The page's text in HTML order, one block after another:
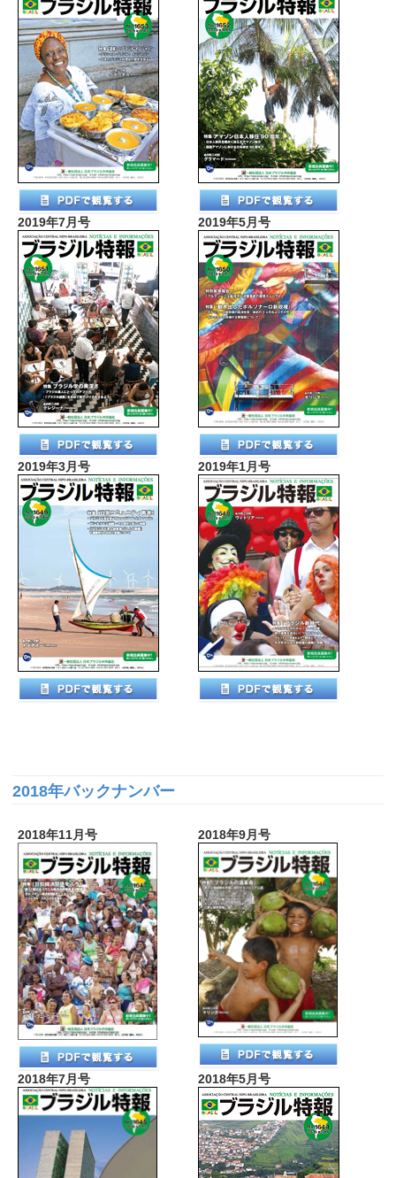
2019年7月号 2019年5月号
2019年3月号 2019年1月号
2018年バックナンバー
2018年11月号 2018年9月号
2018年7月号 2018年5月号